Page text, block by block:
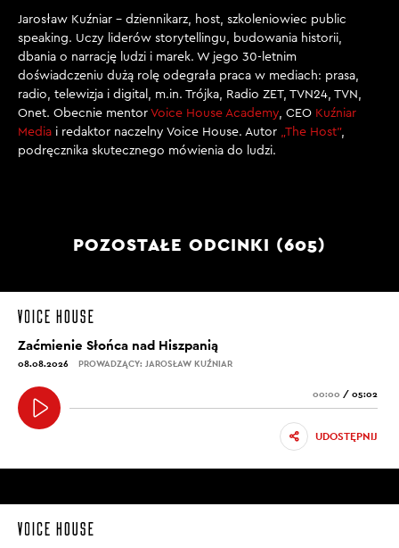
Jarosław Kuźniar – dziennikarz, host, szkoleniowiec public
speaking. Uczy liderów storytellingu, budowania historii,
dbania o narrację ludzi i marek. W jego 30-letnim
doświadczeniu dużą rolę odegrała praca w mediach: prasa,
radio, telewizja i digital, m.in. Trójka, Radio ZET, TVN24, TVN,
Onet. Obecnie mentor Voice House Academy, CEO Kuźniar
Media i redaktor naczelny Voice House. Autor „The Host”,
podręcznika skutecznego mówienia do ludzi.
POZOSTAŁE ODCINKI (605)
Zaćmienie Słońca nad Hiszpanią
08.08.2026 PROWADZĄCY: JAROSŁAW KUŹNIAR
00:00 / 05:02
UDOSTĘPNIJ